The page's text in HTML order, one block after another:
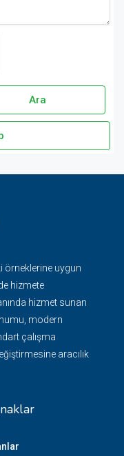
Ara
örneklerine uygun
hizmete
hizmet sunan
modern
çalışma
aracılık